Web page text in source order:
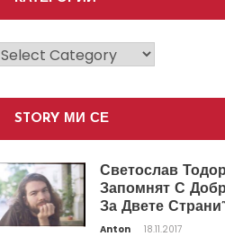
Категории
STORY МИ СЕ
Светослав
Запомнят С
За Двете Страни”
Anton 18.11.2017